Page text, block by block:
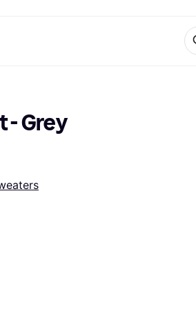
- Grey